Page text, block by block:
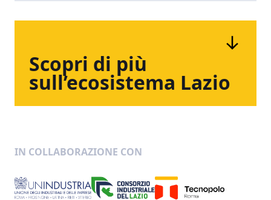
Scopri di più
sull’ecosistema Lazio
IN COLLABORAZIONE CON